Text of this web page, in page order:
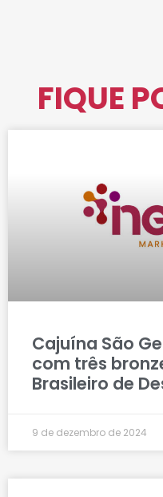
FIQUE
Cajuína São
com três
Brasileiro de
9 de dezembro de 2024